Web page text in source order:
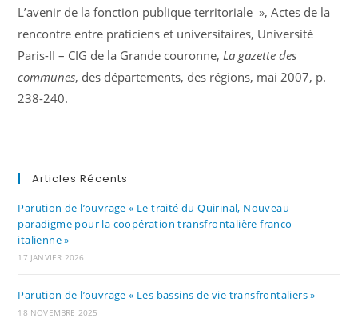
L’avenir de la fonction publique territoriale », Actes de la
rencontre entre praticiens et universitaires, Université
Paris-II – CIG de la Grande couronne, La gazette des
communes, des départements, des régions, mai 2007, p.
238-240.
Articles Récents
Parution de l’ouvrage « Le traité du Quirinal, Nouveau
paradigme pour la coopération transfrontalière franco-
italienne »
17 JANVIER 2026
Parution de l’ouvrage « Les bassins de vie transfrontaliers »
18 NOVEMBRE 2025